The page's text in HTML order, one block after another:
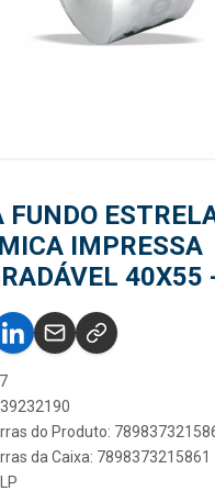
FUNDO
IMPRESSA
40X55
do Produto:
da Caixa: 7898373215861